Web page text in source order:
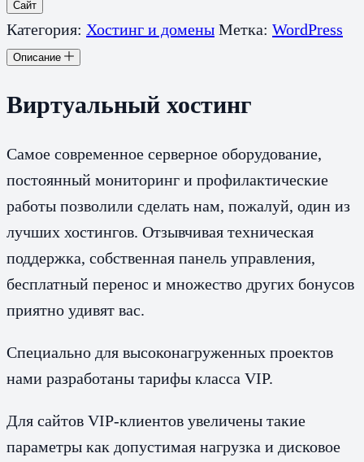
Сайт
Категория: Хостинг и домены Метка: WordPress
Описание
Виртуальный хостинг
Самое современное серверное оборудование,
постоянный мониторинг и профилактические
работы позволили сделать нам, пожалуй, один из
лучших хостингов. Отзывчивая техническая
поддержка, собственная панель управления,
бесплатный перенос и множество других бонусов
приятно удивят вас.
Специально для высоконагруженных проектов
нами разработаны тарифы класса VIP.
Для сайтов VIP-клиентов увеличены такие
параметры как допустимая нагрузка и дисковое